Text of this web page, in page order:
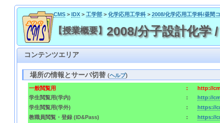
CMS> IDX> 工学部> 化学応用工学科> 2008/化学応用工学科/昼間
【授業概要】 2008/分子設計化
コンテンツエリア
場所の情報とサーバ切替(ヘルプ)
一般閲覧用 :
http://
学生閲覧用(学内)
:
http://
学生閲覧用(学外)
:
https://
教職員閲覧・登録 (ID&Pass)
:
https://